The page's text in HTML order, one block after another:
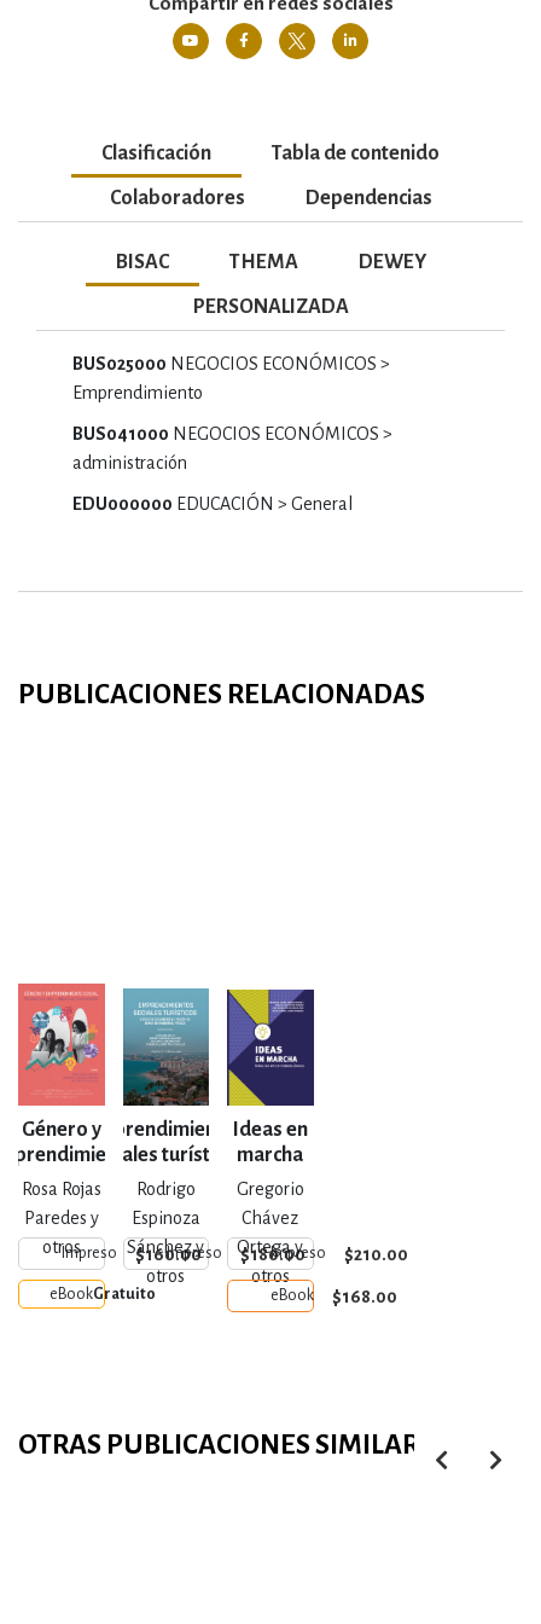
Clasificación Tabla de contenido
Colaboradores Dependencias
BISAC THEMA DEWEY
PERSONALIZADA
BUS025000 NEGOCIOS ECONÓMICOS >
Emprendimiento
BUS041000 NEGOCIOS ECONÓMICOS >
administración
EDU000000 EDUCACIÓN > General
PUBLICACIONES RELACIONADAS
Género y
social
Rosa Rojas
Paredes y
otrosImpreso $160.00
eBookGratuito
Emprendimientos
sociales turísticos
Rodrigo
Espinoza
Sánchez y
otros
Impreso $180.00
Ideas en
marcha
Gregorio
Chávez
Ortega y
otros
Impreso $210.00
eBook $168.00
OTRAS PUBLICACIONES SIMILARES